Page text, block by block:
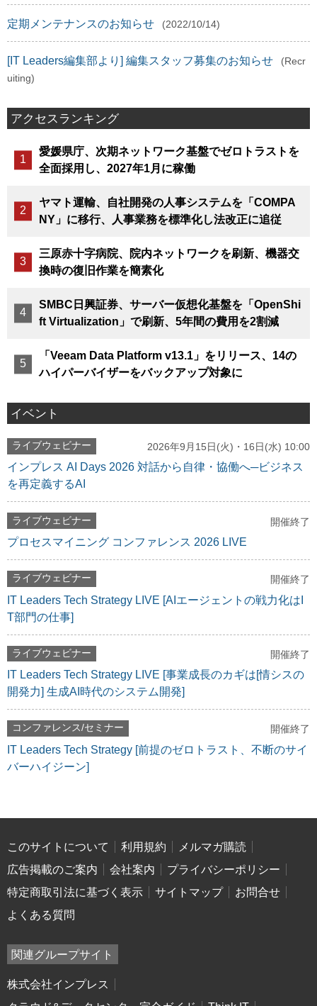
定期メンテナンスのお知らせ (2022/10/14)
[IT Leaders編集部より] 編集スタッフ募集のお知らせ
(Recr
uiting)
アクセスランキング
愛媛県庁、次期ネットワーク基盤でゼロトラストを
全面採用し、2027年1月に稼働
ヤマト運輸、自社開発の人事システムを「COMPA
NY」に移行、人事業務を標準化し法改正に追従
三原赤十字病院、院内ネットワークを刷新、機器交
換時の復旧作業を簡素化
SMBC日興証券、サーバー仮想化基盤を「OpenShi
ft Virtualization」で刷新、5年間の費用を2割減
「Veeam Data Platform v13.1」をリリース、14の
ハイパーバイザーをバックアップ対象に
イベント
ライブウェビナー 2026年9月15日(火)・16日(水) 10:00
インプレス AI Days 2026 対話から自律・協働へ─ビジネス
を再定義するAI
ライブウェビナー 開催終了
プロセスマイニング コンファレンス 2026 LIVE
ライブウェビナー 開催終了
IT Leaders Tech Strategy LIVE [AIエージェントの戦力化はI
T部門の仕事]
ライブウェビナー 開催終了
IT Leaders Tech Strategy LIVE [事業成長のカギは[情シスの
開発力] 生成AI時代のシステム開発]
コンファレンス/セミナー 開催終了
IT Leaders Tech Strategy [前提のゼロトラスト、不断のサイ
バーハイジーン]
このサイトについて 利用規約
メルマガ購読
広告掲載のご案内
会社案内
プライバシーポリシー
特定商取引法に基づく表示
サイトマップ
お問合せ
よくある質問
関連グループサイト
株式会社インプレス